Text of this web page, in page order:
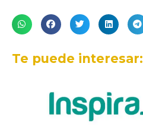
Te puede interesar: